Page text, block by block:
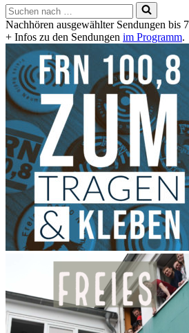
Suchen
nach …
Nachhören ausgewählter Sendungen bis
+ Infos zu den Sendungen im Programm.